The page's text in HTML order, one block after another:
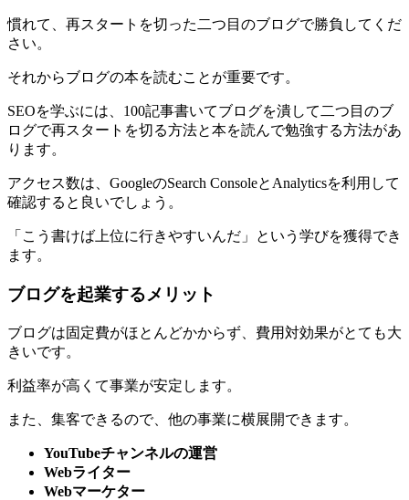
慣れて、再スタートを切った二つ目のブログで勝負してくだ
さい。
それからブログの本を読むことが重要です。
SEOを学ぶには、100記事書いてブログを潰して二つ目のブ
ログで再スタートを切る方法と本を読んで勉強する方法があ
ります。
アクセス数は、GoogleのSearch ConsoleとAnalyticsを利用して
確認すると良いでしょう。
「こう書けば上位に行きやすいんだ」という学びを獲得でき
ます。
ブログを起業するメリット
ブログは固定費がほとんどかからず、費用対効果がとても大
きいです。
利益率が高くて事業が安定します。
また、集客できるので、他の事業に横展開できます。
YouTubeチャンネルの運営
Webライター
Webマーケター